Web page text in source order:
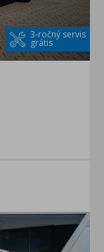
3-ročný servis
grátis